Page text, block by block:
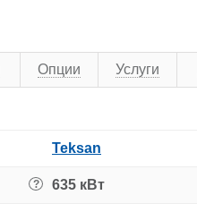
Опции Услуги
Teksan
? 635 кВт